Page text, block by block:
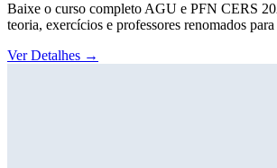
Baixe o curso completo AGU e PFN CERS
teoria, exercícios e professores renomados
Ver Detalhes →